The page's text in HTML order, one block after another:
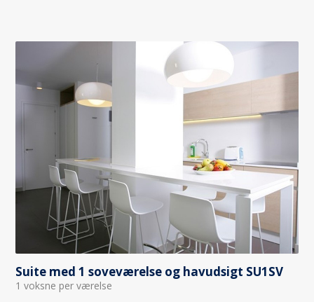
Suite med 1 soveværelse og havudsigt SU1SV
1 voksne per værelse